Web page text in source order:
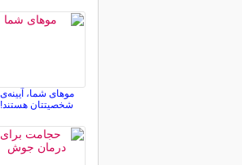
موهای شما، آیینه‌ی
شخصیتتان هستند!